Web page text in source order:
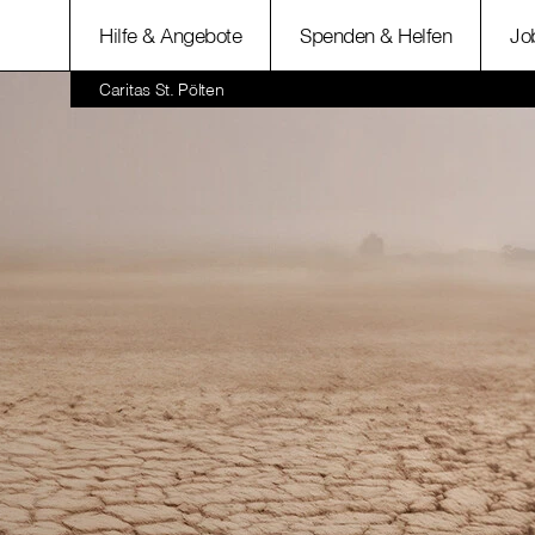
Hilfe & Angebote Spenden & Helfen
Caritas St. Pölten